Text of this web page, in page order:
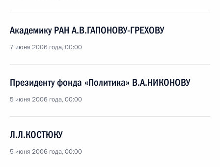
Академику РАН А.В.ГАПОНОВУ-ГРЕХОВУ
7 июня 2006 года, 00:00
Президенту фонда «Политика» В.А.НИКОНОВУ
5 июня 2006 года, 00:00
Л.Л.КОСТЮКУ
5 июня 2006 года, 00:00